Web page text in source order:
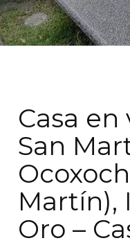
Casa en
San
Martín),
Oro –